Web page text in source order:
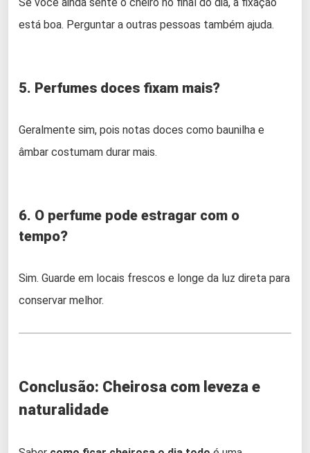
está boa. Perguntar a outras pessoas também ajuda.
5. Perfumes doces fixam mais?
Geralmente sim, pois notas doces como baunilha e
âmbar costumam durar mais.
6. O perfume pode estragar com o
tempo?
Sim. Guarde em locais frescos e longe da luz direta para
conservar melhor.
Conclusão: Cheirosa com leveza e
naturalidade